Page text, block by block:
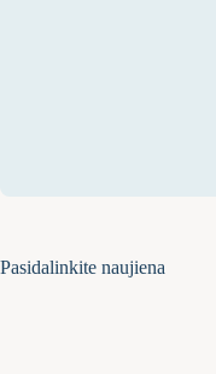
Pasidalinkite naujiena